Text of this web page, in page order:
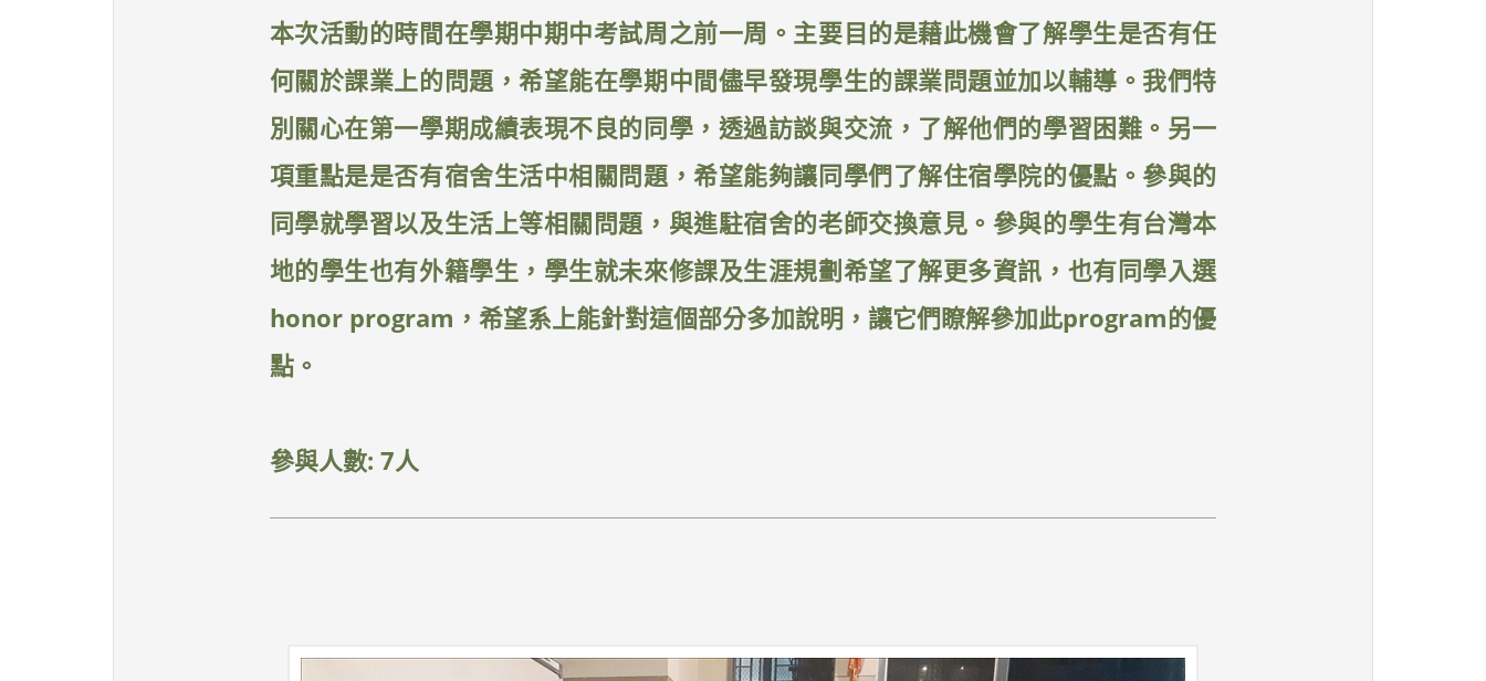
本次活動的時間在學期中期中考試周之前一周。主要目的是藉此機會了解學生是否有任
何關於課業上的問題，希望能在學期中間儘早發現學生的課業問題並加以輔導。我們特
別關心在第一學期成績表現不良的同學，透過訪談與交流，了解他們的學習困難。另一
項重點是是否有宿舍生活中相關問題，希望能夠讓同學們了解住宿學院的優點。參與的
同學就學習以及生活上等相關問題，與進駐宿舍的老師交換意見。參與的學生有台灣本
地的學生也有外籍學生，學生就未來修課及生涯規劃希望了解更多資訊，也有同學入選
honor program，希望系上能針對這個部分多加說明，讓它們瞭解參加此program的優
點。
參與人數: 7人